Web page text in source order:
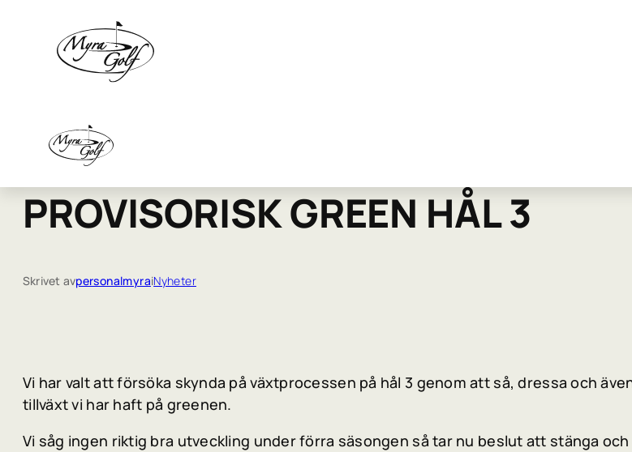
PROVISORISK GREEN HÅL 3
Skrivet avpersonalmyraiNyheter
Vi har valt att försöka skynda på växtprocessen på hål 3 genom att så, dressa och
tillväxt vi har haft på greenen.
Vi såg ingen riktig bra utveckling under förra säsongen så tar nu beslut att stänga